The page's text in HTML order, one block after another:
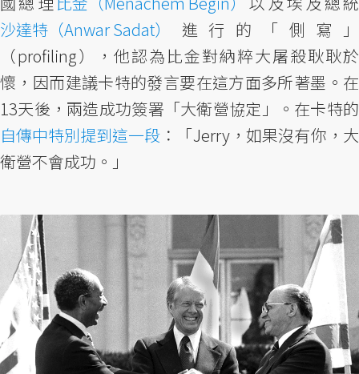
沙達特（Anwar Sadat）
進行的「側寫」
（profiling），他認為比金對納粹大屠殺耿耿於
懷，因而建議卡特的發言要在這方面多所著墨。在
13天後，兩造成功簽署「大衛營協定」。在卡特的
自傳中特別提到這一段 ：「Jerry，如果沒有你，大
衛營不會成功。」